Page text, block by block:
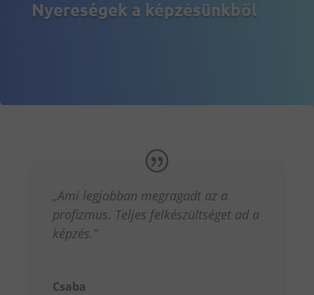
Nyereségek a képzésünkből
„Ami legjobban megragadt az a
profizmus. Teljes felkészültséget ad a
képzés.”
Csaba